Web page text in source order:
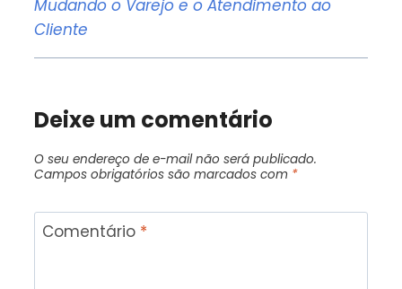
Mudando o Varejo e o Atendimento ao
Cliente
Deixe um comentário
O seu endereço de e-mail não será publicado.
Campos obrigatórios são marcados com *
Comentário *